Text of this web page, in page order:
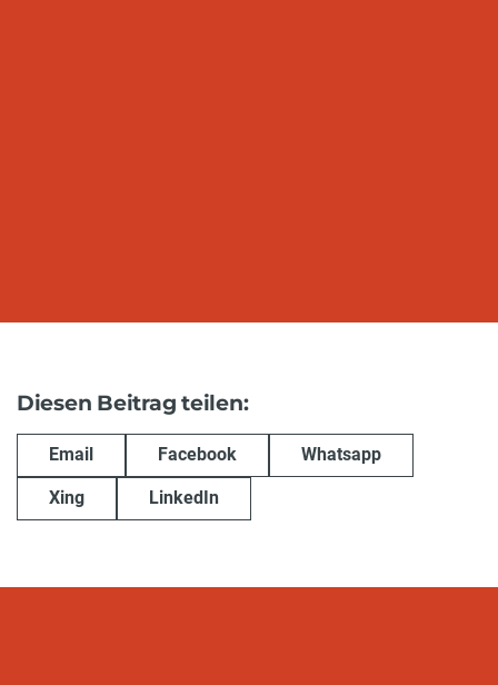
Diesen Beitrag teilen:
Email Facebook Whatsapp
Xing LinkedIn